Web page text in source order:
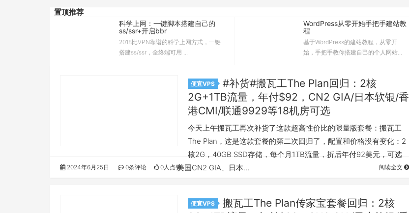
置顶推荐
科学上网：一键脚本搭建自己的
ss/ssr+开启bbr
2018比VPN靠谱的科学上网方式，一键
搭建ss/ssr，全终端可用 ...
WordPress从零开始手把手建站教
程
基于WordPress的建站教程，从零开
始，手把手教你搭建自己的个人网站...
便宜VPS
#补货#搬瓦工The Plan回归：2核
2G+1TB流量，年付$92，CN2 GIA/日本软银/香
港CMI/联通9929等18机房可选
今天上午搬瓦工再次补货了这款超高性价比的限量版套餐：搬瓦工
The Plan，这是这款套餐的第二次回归了，配置和价格没有变化：2
核2G，40GB SSD存储，每个月1TB流量，折后年付92美元，可选
美国CN2 GIA、日本…
2024年6月25日 0条评论 0人点赞 阅读全文
便宜VPS
搬瓦工The Plan传家宝套餐回归：2核